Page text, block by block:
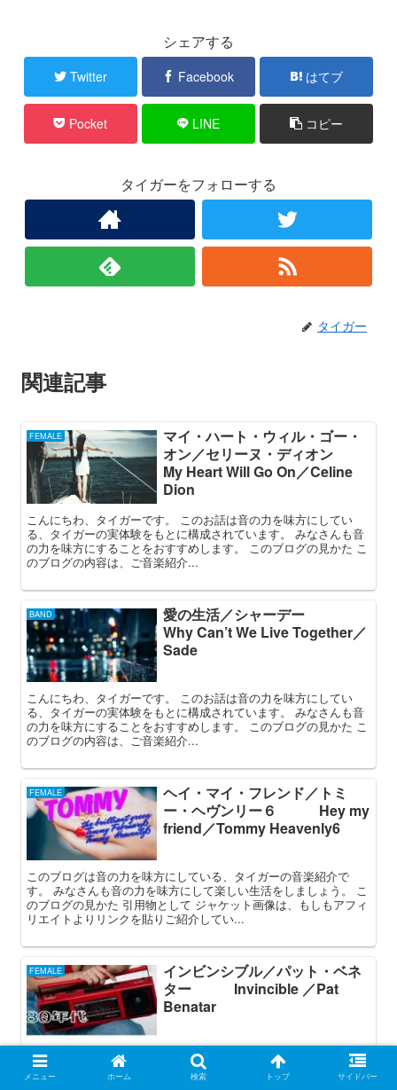
シェアする
Twitter Facebook はてブ
Pocket LINE コピー
タイガーをフォローする
タイガー
関連記事
FEMALE
マイ・ハート・ウィル・ゴー・
オン／セリーヌ・ディオン
My Heart Will Go On／Celine
Dion
こんにちわ、タイガーです。 このお話は音の力を味方にしてい
る、タイガーの実体験をもとに構成されています。 みなさんも音
の力を味方にすることをおすすめします。 このブログの見かた こ
のブログの内容は、ご音楽紹介...
BAND
愛の生活／シャーデー
Why Can’t We Live Together／
Sade
こんにちわ、タイガーです。 このお話は音の力を味方にしてい
る、タイガーの実体験をもとに構成されています。 みなさんも音
の力を味方にすることをおすすめします。 このブログの見かた こ
のブログの内容は、ご音楽紹介...
FEMALE
ヘイ・マイ・フレンド／トミ
ー・ヘヴンリー６ Hey my
friend／Tommy Heavenly6
このブログは音の力を味方にしている、タイガーの音楽紹介で
す。 みなさんも音の力を味方にして楽しい生活をしましょう。 こ
のブログの見かた 引用物として ジャケット画像は、もしもアフィ
リエイトよりリンクを貼りご紹介してい...
FEMALE
インビンシブル／パット・ベネ
ター Invincible ／Pat
Benatar
こんにちわ、タイガーです。 このブログは音楽紹介、CD紹介、懐
かしかったり、初めて聴くのにもいい曲を紹介していきたいで
す。 みなさんも毎日！毎日！ 音の力を味方にして楽しい生活を
メニュー ホーム 検索 トップ サイドバー